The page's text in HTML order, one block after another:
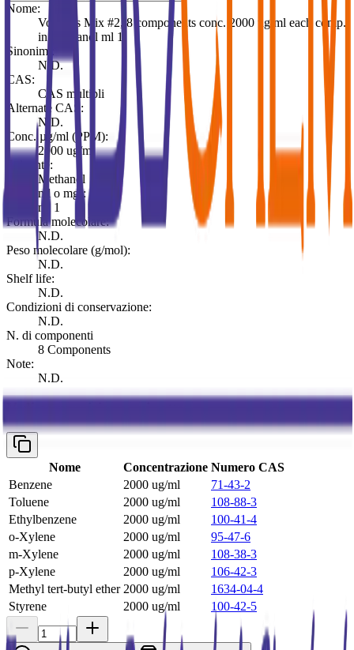
Nome:
Volatiles Mix #2, 8 components conc. 2000 ug/ml each comp.
in Methanol ml 1
Sinonimi:
N.D.
CAS:
CAS multipli
Alternate CAS:
N.D.
Conc. µg/ml (PPM):
2000 ug/ml
Solvente:
Methanol
Pack (ml o mg):
ml 1
Formula molecolare:
N.D.
Peso molecolare (g/mol):
N.D.
Shelf life:
N.D.
Condizioni di conservazione:
N.D.
N. di componenti
8 Components
Note:
N.D.
Nome Concentrazione Numero CAS
Benzene
2000 ug/ml
71-43-2
Toluene
2000 ug/ml
108-88-3
Ethylbenzene
2000 ug/ml
100-41-4
o-Xylene
2000 ug/ml
95-47-6
m-Xylene
2000 ug/ml
108-38-3
p-Xylene
2000 ug/ml
106-42-3
Methyl tert-butyl ether 2000 ug/ml
1634-04-4
Styrene
2000 ug/ml 100-42-5